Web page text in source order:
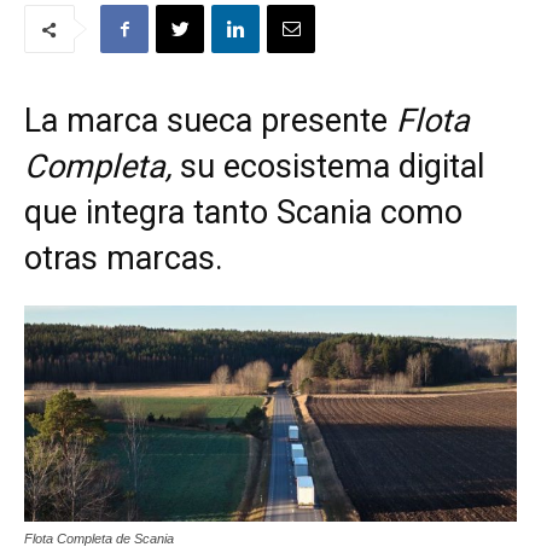
La marca sueca presente Flota
Completa, su ecosistema digital
que integra tanto Scania como
otras marcas.
Flota Completa de Scania